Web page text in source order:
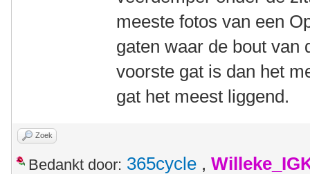
meeste fotos van een
gaten waar de bout van
voorste gat is dan het
gat het meest liggend.
Zoek
Bedankt door: 365cycle ,